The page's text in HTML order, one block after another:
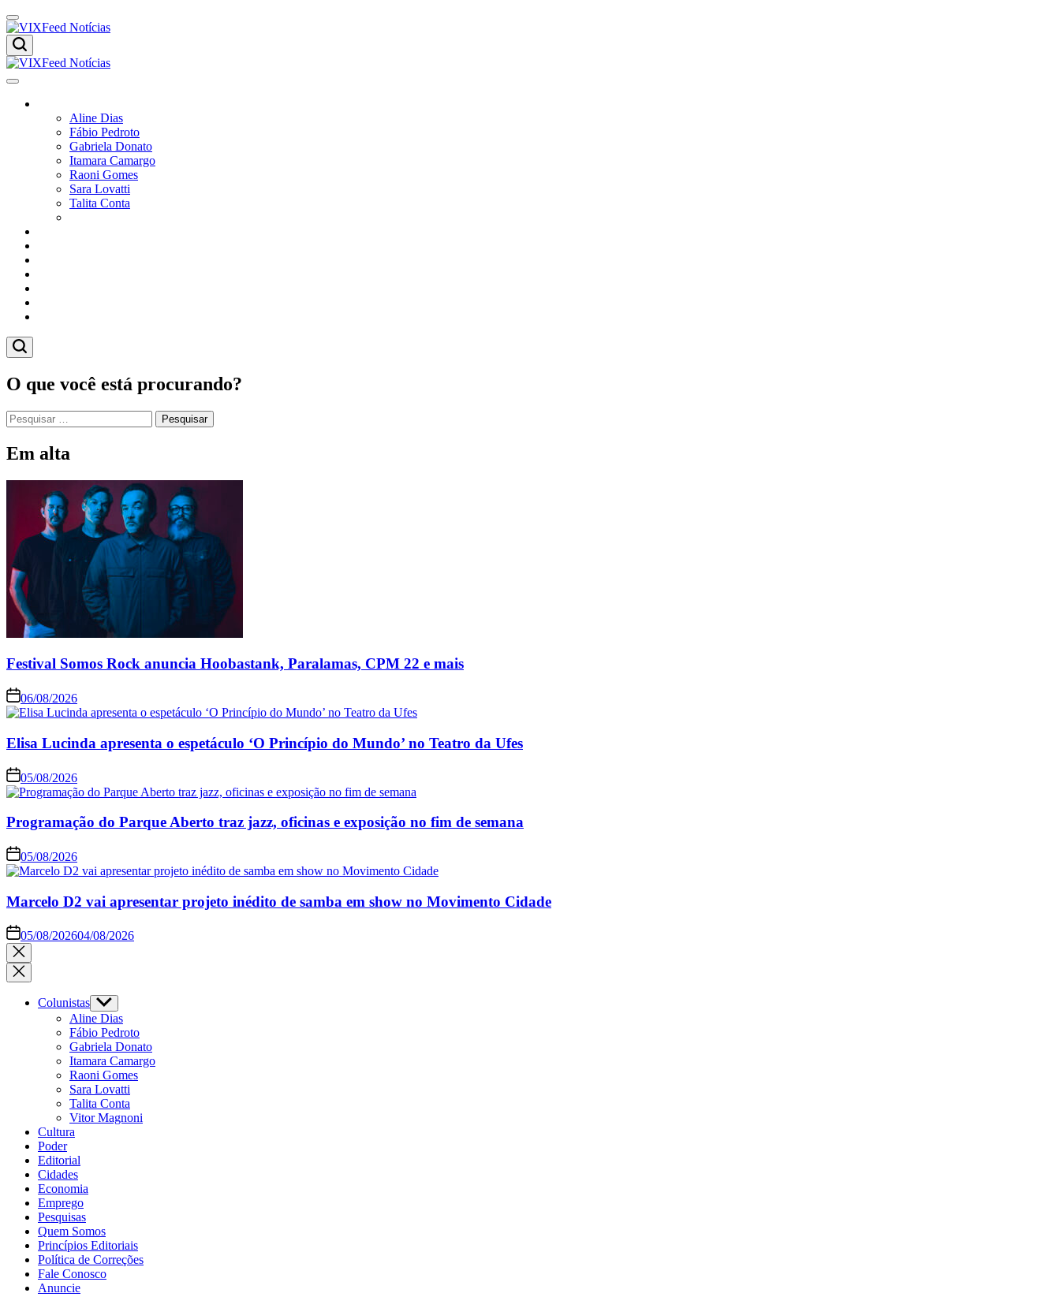
Skip
to
content
VIXFeed
Notícias
VIXFeed
NotíciasAline Dias
Fábio Pedroto
Gabriela Donato
Itamara Camargo
Raoni Gomes
Sara Lovatti
Talita Conta
O que você está procurando?
Pesquisar
por:
Em alta
Festival Somos Rock anuncia Hoobastank, Paralamas, CPM 22 e mais
06/08/2026
Elisa Lucinda apresenta o espetáculo ‘O Princípio do Mundo’ no Teatro da Ufes
05/08/2026
Programação do Parque Aberto traz jazz, oficinas e exposição no fim de semana
05/08/2026
Marcelo D2 vai apresentar projeto inédito de samba em show no Movimento Cidade
05/08/202604/08/2026
Close
search
Colunistas Show
sub
menu
Aline Dias
Fábio Pedroto
Gabriela Donato
Itamara Camargo
Raoni Gomes
Sara Lovatti
Talita Conta
Vitor Magnoni
Cultura
Poder
Editorial
Cidades
Economia
Emprego
Pesquisas
Quem Somos
Princípios Editoriais
Política de Correções
Fale Conosco
Anuncie